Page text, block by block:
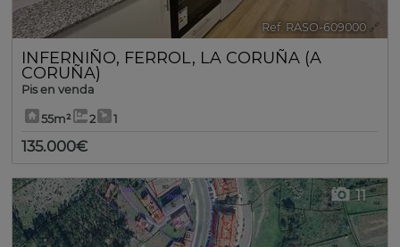
Ref. RASO-609000 🔗
INFERNIÑO, FERROL , LA CORUÑA (A
CORUÑA)
Pis en venda
55m² 2 1
135.000€
11